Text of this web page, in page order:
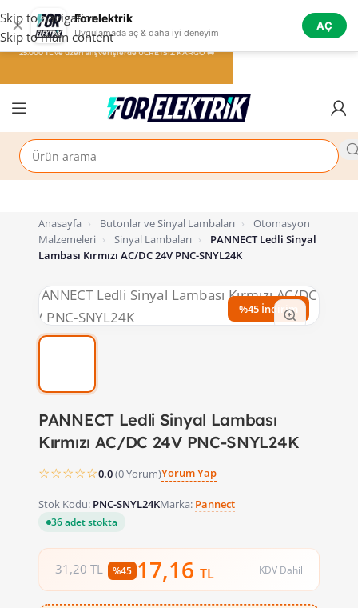
✕ Forelektrik
Uygulamada aç & daha iyi deneyim
AÇ
Skip to navigation
Skip to main content
Anasayfa › Butonlar ve Sinyal Lambaları ›
Otomasyon
Malzemeleri › Sinyal Lambaları ›
PANNECT Ledli Sinyal
Lambası Kırmızı AC/DC 24V PNC-SNYL24K
%45 İndirim
PANNECT Ledli Sinyal Lambası
Kırmızı AC/DC 24V PNC-SNYL24K
☆☆☆☆☆0.0(0 Yorum)Yorum Yap
Stok Kodu: PNC-SNYL24KMarka: Pannect
36 adet stokta
31,20 TL %45 17,16 TL KDV Dahil
25.000 TL ve üzeri alışverişlerde ÜCRETSİZ KARGO 🚚